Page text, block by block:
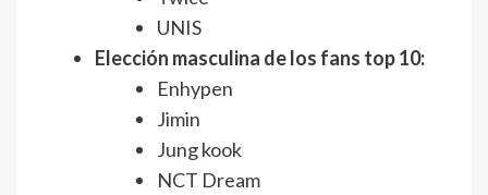
UNIS
Elección masculina de los fans top 10:
Enhypen
Jimin
Jung kook
NCT Dream